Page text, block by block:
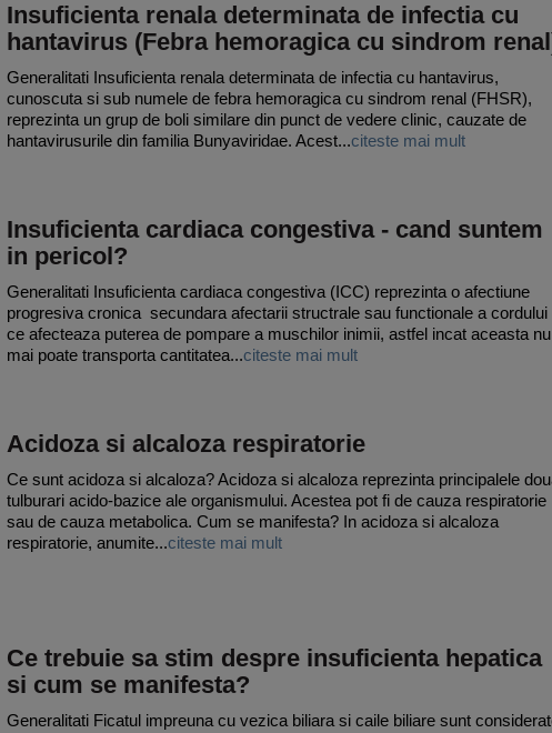
Insuficienta renala determinata de infectia cu
hantavirus (Febra hemoragica cu sindrom
Generalitati Insuficienta renala determinata de infectia cu hantavirus,
cunoscuta si sub numele de febra hemoragica cu sindrom renal (FHSR),
reprezinta un grup de boli similare din punct de vedere clinic, cauzate de
hantavirusurile din familia Bunyaviridae. Acest...citeste mai mult
Insuficienta cardiaca congestiva - cand suntem
in pericol?
Generalitati Insuficienta cardiaca congestiva (ICC) reprezinta o afectiune
progresiva cronica secundara afectarii structrale sau functionale a cordului
ce afecteaza puterea de pompare a muschilor inimii, astfel incat aceasta nu
mai poate transporta cantitatea...citeste mai mult
Acidoza si alcaloza respiratorie
Ce sunt acidoza si alcaloza? Acidoza si alcaloza reprezinta principalele
tulburari acido-bazice ale organismului. Acestea pot fi de cauza respiratorie
sau de cauza metabolica. Cum se manifesta? In acidoza si alcaloza
respiratorie, anumite...citeste mai mult
Ce trebuie sa stim despre insuficienta hepatica
si cum se manifesta?
Generalitati Ficatul impreuna cu vezica biliara si caile biliare sunt